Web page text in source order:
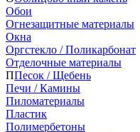
Обои
Огнезащитные материалы
Окна
Оргстекло / Поликарбонат
Отделочные материалы
ППесок / Щебень
Печи / Камины
Пиломатериалы
Пластик
Полимербетоны